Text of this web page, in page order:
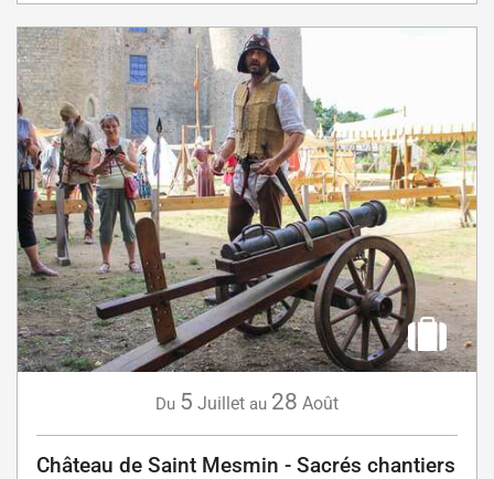
Du 5 Juillet au 28 Août
Château de Saint Mesmin - Sacrés chantiers